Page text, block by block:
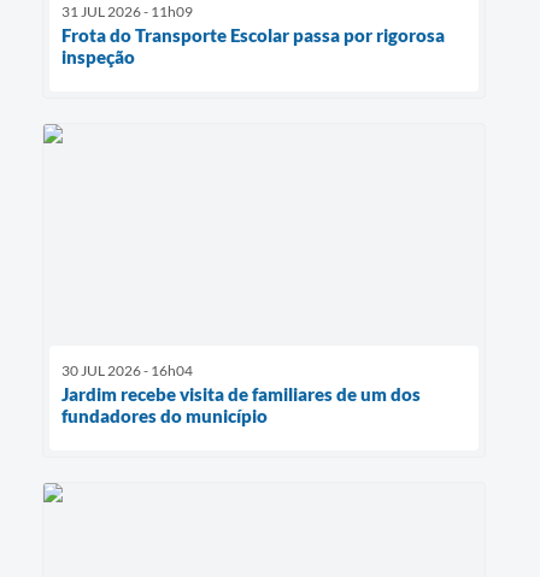
31 JUL 2026 - 11h09
Frota do Transporte Escolar passa por rigorosa
inspeção
30 JUL 2026 - 16h04
Jardim recebe visita de familiares de um dos
fundadores do município